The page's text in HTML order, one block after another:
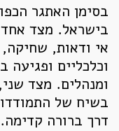
בסימן האתגר
בישראל. מצד
אי ודאות, שחיקה,
וכלכליים
ומנהלים. מצד
בשיח של
דרך ברורה קדימה.